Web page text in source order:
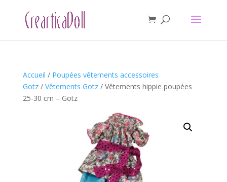
Accueil / Poupées vêtements accessoires
Gotz/ Vêtements Gotz/ Vêtements hippie poupées
25-30 cm – Gotz